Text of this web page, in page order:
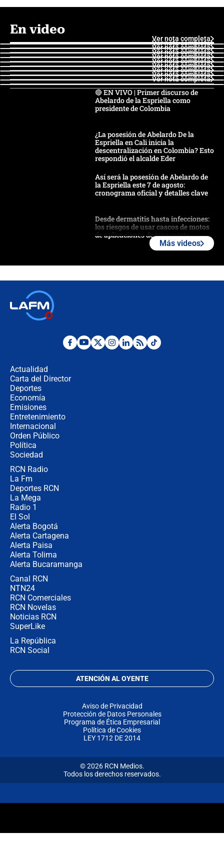
En video
Ver nota completa
Ver nota completa
Ver nota completa
Ver nota completa
Ver nota completa
Ver nota completa
Ver nota completa
Ver nota completa
Ver nota completa
Ver nota completa
🔴 EN VIVO | Primer discurso de
Abelardo de la Espriella como
presidente de Colombia
¿La posesión de Abelardo De la
Espriella en Cali inicia la
descentralización en Colombia? Esto
respondió el alcalde Eder
Así será la posesión de Abelardo de
la Espriella este 7 de agosto:
cronograma oficial y detalles clave
Desde dermatitis hasta infecciones:
los riesgos de usar cascos de motos
de aplicaciones de transporte
Posesión de Abelardo De La Espriella
Más videos
Actualidad
Carta del Director
Deportes
Economía
Emisiones
Entretenimiento
Internacional
Orden Público
Política
Sociedad
RCN Radio
La Fm
Deportes RCN
La Mega
Radio 1
El Sol
Alerta Bogotá
Alerta Cartagena
Alerta Paisa
Alerta Tolima
Alerta Bucaramanga
Canal RCN
NTN24
RCN Comerciales
RCN Novelas
Noticias RCN
SuperLike
La República
RCN Social
ATENCIÓN AL OYENTE
Aviso de Privacidad
Protección de Datos Personales
Programa de Ética Empresarial
Política de Cookies
LEY 1712 DE 2014
© 2026 RCN Medios.
Todos los derechos reservados.